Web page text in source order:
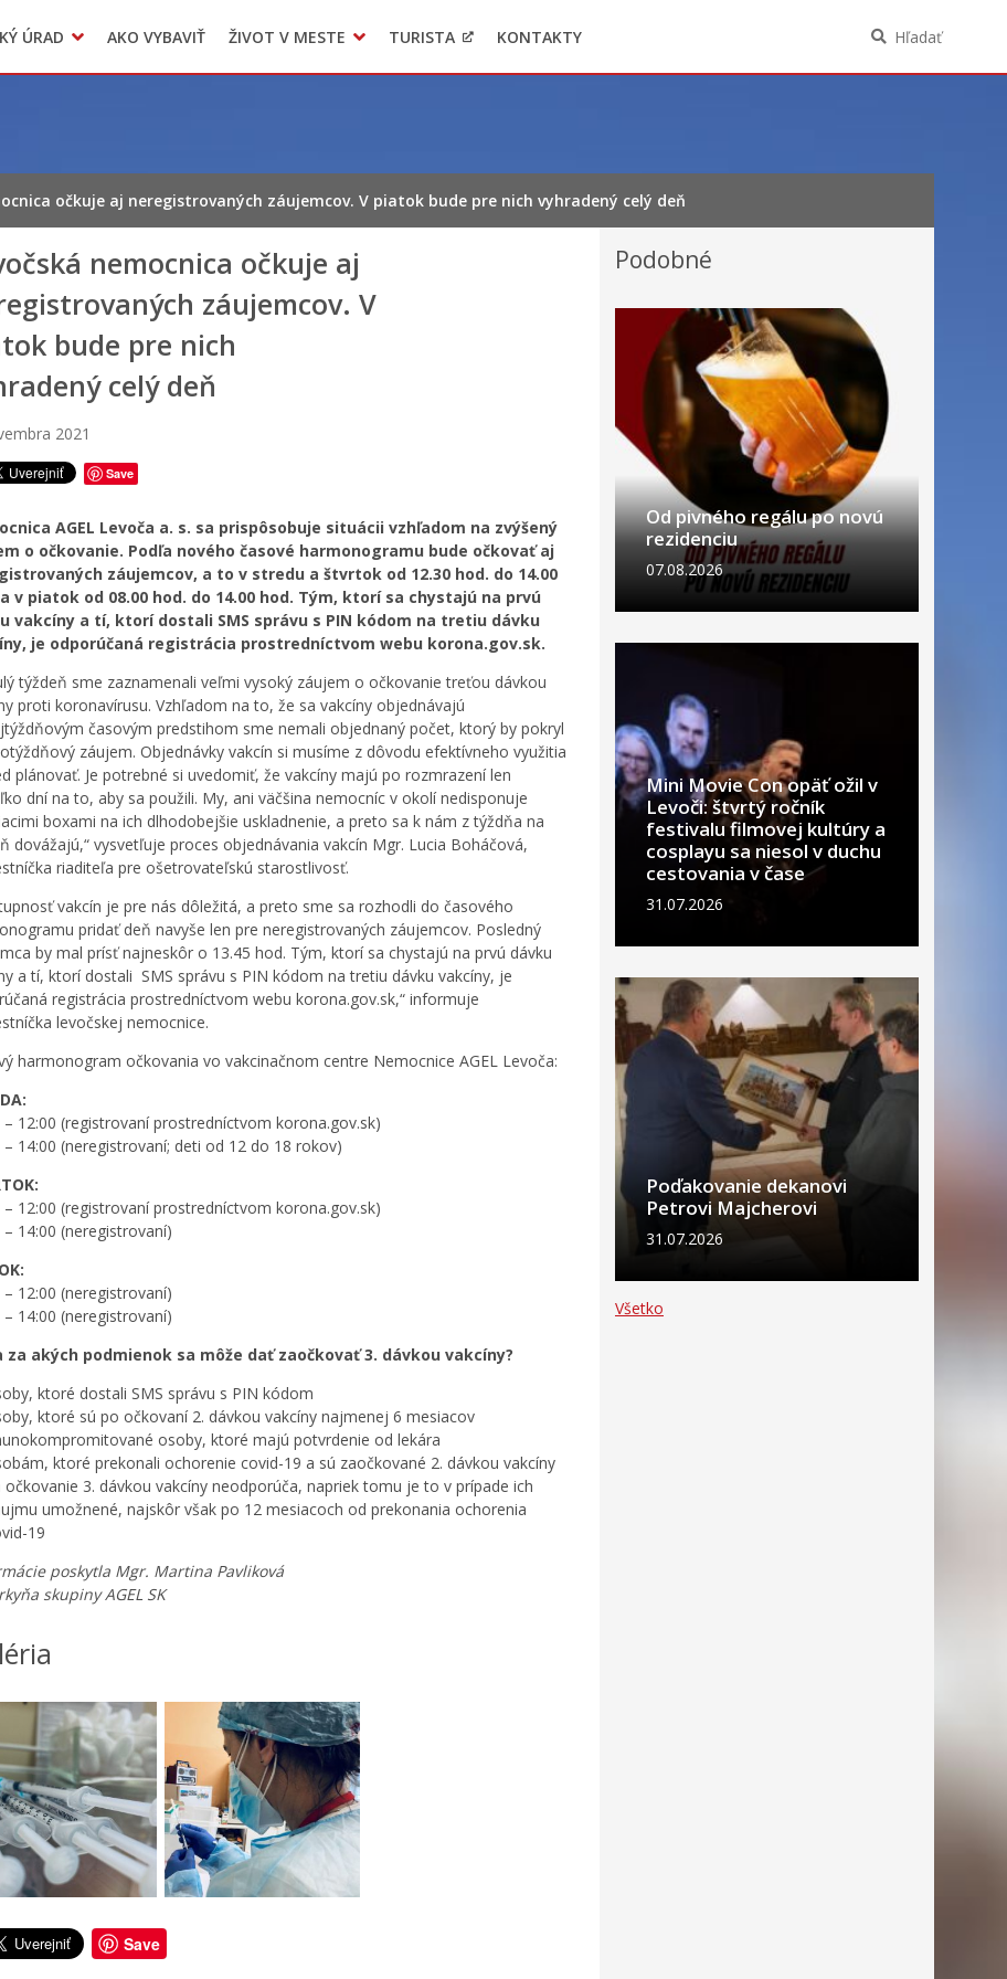
Transparentné mesto
majetkových pomerov verejného funkcionára
ÚRAD
Voľba hlavného kontrolóra mesta Levoča
AKO VYBAVIŤ ŽIVOT V MESTE
LIMKA
TURISTA KONTAKTY Hľadať
očkuje aj neregistrovaných záujemcov. V piatok bude pre nich vyhradený celý deň
nemocnica očkuje aj
záujemcov. V
bude pre nich
celý deň
2021
Save
AGEL Levoča a. s. sa prispôsobuje situácii vzhľadom na zvýšený
o očkovanie. Podľa nového časové harmonogramu bude očkovať aj
záujemcov, a to v stredu a štvrtok od 12.30 hod. do 14.00
v piatok od 08.00 hod. do 14.00 hod. Tým, ktorí sa chystajú na prvú
vakcíny a tí, ktorí dostali SMS správu s PIN kódom na tretiu dávku
je odporúčaná registrácia prostredníctvom webu korona.gov.sk.
týždeň sme zaznamenali veľmi vysoký záujem o očkovanie treťou dávkou
proti koronavírusu. Vzhľadom na to, že sa vakcíny objednávajú
časovým predstihom sme nemali objednaný počet, ktorý by pokryl
záujem. Objednávky vakcín si musíme z dôvodu efektívneho využitia
plánovať. Je potrebné si uvedomiť, že vakcíny majú po rozmrazení len
dní na to, aby sa použili. My, ani väčšina nemocníc v okolí nedisponuje
boxami na ich dlhodobejšie uskladnenie, a preto sa k nám z týždňa na
dovážajú,“ vysvetľuje proces objednávania vakcín Mgr. Lucia Boháčová,
riaditeľa pre ošetrovateľskú starostlivosť.
vakcín je pre nás dôležitá, a preto sme sa rozhodli do časového
pridať deň navyše len pre neregistrovaných záujemcov. Posledný
by mal prísť najneskôr o 13.45 hod. Tým, ktorí sa chystajú na prvú dávku
a tí, ktorí dostali SMS správu s PIN kódom na tretiu dávku vakcíny, je
registrácia prostredníctvom webu korona.gov.sk,“ informuje
levočskej nemocnice.
harmonogram očkovania vo vakcinačnom centre Nemocnice AGEL Levoča:
– 12:00 (registrovaní prostredníctvom korona.gov.sk)
– 14:00 (neregistrovaní; deti od 12 do 18 rokov)
– 12:00 (registrovaní prostredníctvom korona.gov.sk)
– 14:00 (neregistrovaní)
– 12:00 (neregistrovaní)
– 14:00 (neregistrovaní)
za akých podmienok sa môže dať zaočkovať 3. dávkou vakcíny?
ktoré dostali SMS správu s PIN kódom
ktoré sú po očkovaní 2. dávkou vakcíny najmenej 6 mesiacov
osoby, ktoré majú potvrdenie od lekára
ktoré prekonali ochorenie covid-19 a sú zaočkované 2. dávkou vakcíny
očkovanie 3. dávkou vakcíny neodporúča, napriek tomu je to v prípade ich
umožnené, najskôr však po 12 mesiacoch od prekonania ochorenia
19
poskytla Mgr. Martina Pavliková
skupiny AGEL SK
Save
Podobné
Od pivného regálu po novú
rezidenciu
07.08.2026
Mini Movie Con opäť ožil v
Levoči: štvrtý ročník
festivalu filmovej kultúry a
cosplayu sa niesol v duchu
cestovania v čase
31.07.2026
Poďakovanie dekanovi
Petrovi Majcherovi
31.07.2026
Všetko